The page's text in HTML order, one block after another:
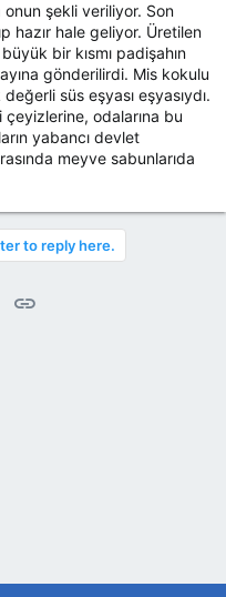
şekli veriliyor. Son
hazır hale geliyor. Üretilen
bir kısmı padişahın
gönderilirdi. Mis kokulu
süs eşyası eşyasıydı.
çeyizlerine, odalarına bu
yabancı devlet
meyve sabunlarıda
to reply here.
E-postaLink